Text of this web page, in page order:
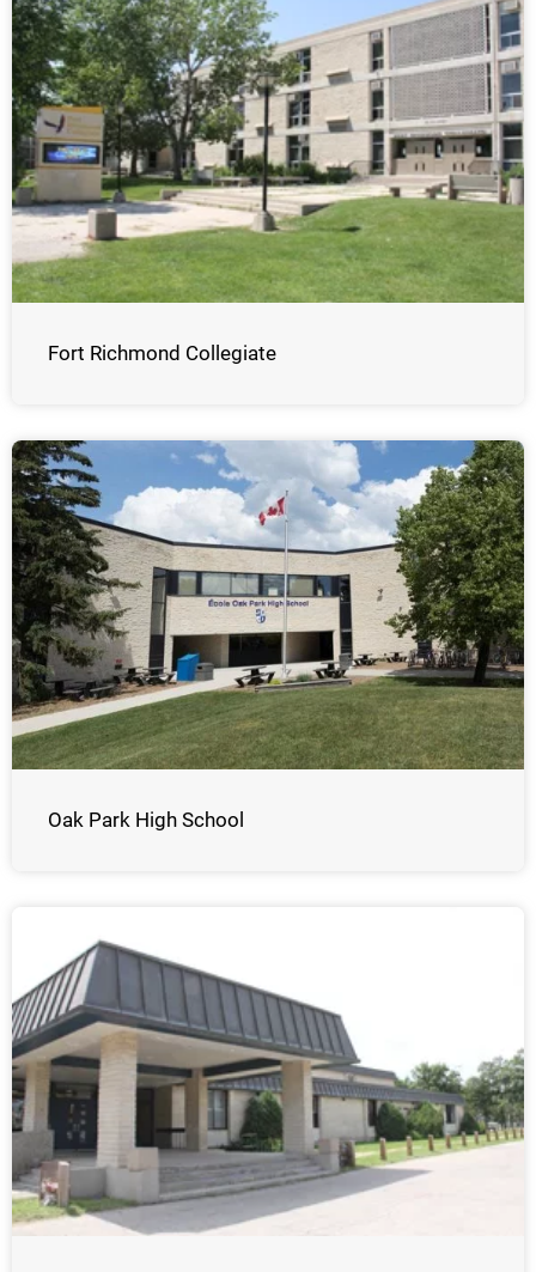
Fort Richmond Collegiate
Oak Park High School